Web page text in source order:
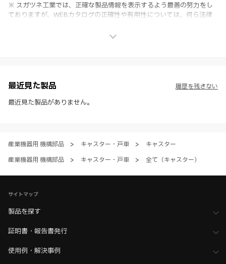
※ スガツネ工業では、正確な製品情報を表示するよう最善の努力をし
ておりますが、WEBカタログの正確性や有用性については、何ら法律
社製品の使用ご検討、又は販売促進目的の利用に限ります。
※ 本WEBサイト製品情報のご利用にあたっては、WEBサイト利用規
約、プライバシーポリシー、製品情報ガイドをご確認いただき、内容の
最近見た製品
最近見た製品がありません。
履歴を残さない
産業機器用 機構部品 > キャスター・戸車 >
キャスター
産業機器用 機構部品
> キャスター・戸車 > 全て（キャスター）
サイトマップ
製品を探す
証明書・報告書発行
使用例・解決事例